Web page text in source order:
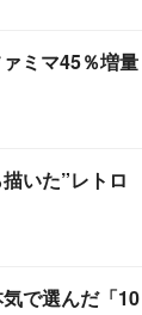
ミマ45％増量
いた”レトロ
で選んだ「10